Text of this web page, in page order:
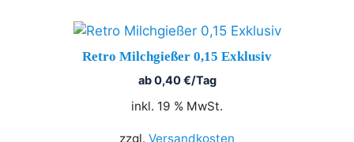
Retro Milchgießer 0,15 Exklusiv
ab0,40€/Tag
inkl. 19 % MwSt.
zzgl. Versandkosten